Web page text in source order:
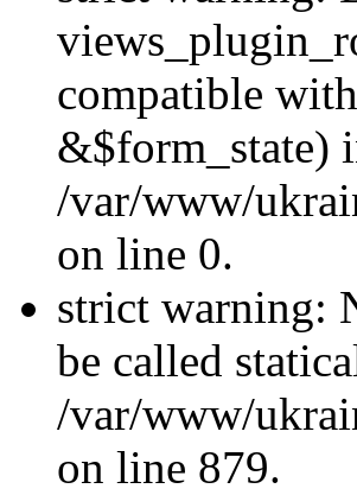
compatible
&$form_state)
/var/www/
on line 0.
strict warning:
be called
/var/www/
on line 879.